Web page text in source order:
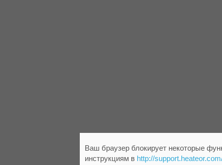
Ваш браузер блокирует некоторые
инструкциям в http://